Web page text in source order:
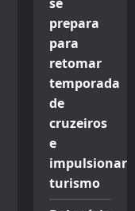
prepara
para
retomar
temporada
de
cruzeiros
e
impulsionar
turismo